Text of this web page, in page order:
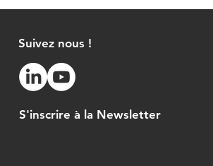
pas de contrôle...
Suivez nous !
S'inscrire à la Newsletter